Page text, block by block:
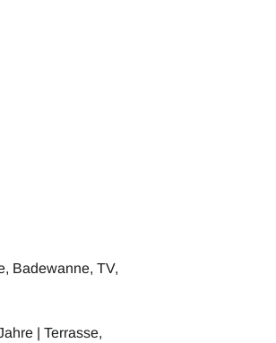
Badewanne, TV,
| Terrasse,